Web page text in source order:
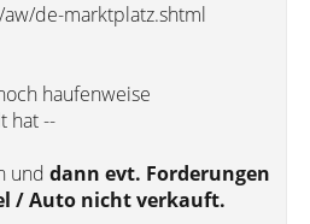
de-marktplatz.shtml
haufenweise
hat --
und dann evt. Forderungen
/ Auto nicht verkauft.